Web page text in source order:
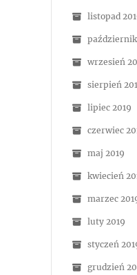
listopad
październik
wrzesień
sierpień
lipiec 2019
czerwiec
maj 2019
kwiecień
marzec
luty 2019
styczeń
grudzień